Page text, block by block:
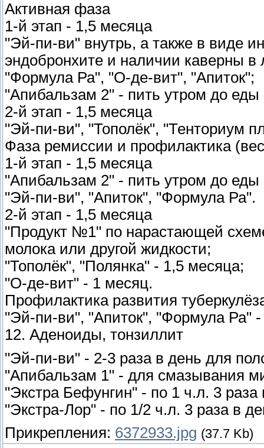
Активная фаза
1-й этап - 1,5 месяца
"Эй-пи-ви" внутрь, а также в виде
эндобронхите и наличии каверны в
"Формула Ра", "О-де-вит", "Апиток";
"Апибальзам 2" - пить утром до еды
2-й этап - 1,5 месяца
"Эй-пи-ви", "Тополёк", "Тенториум
Фаза ремиссии и профилактика
1-й этап - 1,5 месяца
"Апибальзам 2" - пить утром до еды
"Эй-пи-ви", "Апиток", "Формула Ра".
2-й этап - 1,5 месяца
"Продукт №1" по нарастающей
молока или другой жидкости;
"Тополёк", "Полянка" - 1,5 месяца;
"О-де-вит" - 1 месяц.
Профилактика развития
"Эй-пи-ви", "Апиток", "Формула Ра"
12. Аденоиды, тонзиллит
"Эй-пи-ви" - 2-3 раза в день для
"Апибальзам 1" - для смазывания
"Экстра Бефунгин" - по 1 ч.л. 3
"Экстра-Лор" - по 1/2 ч.л. 3 раза в
Прикрепления: 6372933.jpg (37.7 Kb)